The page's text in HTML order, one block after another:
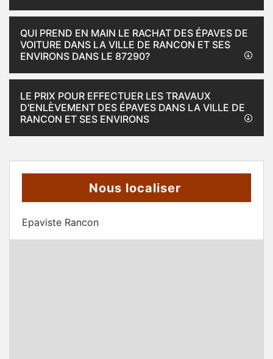
QUI PREND EN MAIN LE RACHAT DES ÉPAVES DE
VOITURE DANS LA VILLE DE RANCON ET SES
ENVIRONS DANS LE 87290?
LE PRIX POUR EFFECTUER LES TRAVAUX
D'ENLÈVEMENT DES ÉPAVES DANS LA VILLE DE
RANCON ET SES ENVIRONS
Nous localiser
Epaviste Rancon